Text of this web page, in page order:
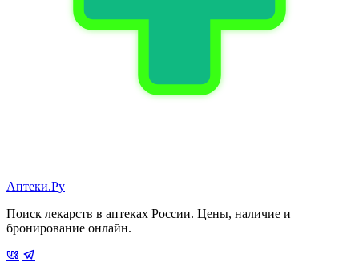
Аптеки.Ру
Поиск лекарств в аптеках России. Цены, наличие и
бронирование онлайн.